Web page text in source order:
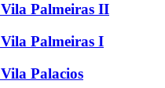
Palmeiras II
Palmeiras I
Palacios